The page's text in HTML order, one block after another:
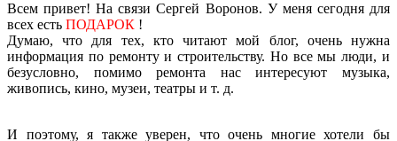
Всем привет! На связи Сергей Воронов. У меня сегодня для
всех есть ПОДАРОК !
Думаю, что для тех, кто читают мой блог, очень нужна
информация по ремонту и строительству. Но все мы люди, и
безусловно, помимо ремонта нас интересуют музыка,
живопись, кино, музеи, театры и т. д.
И поэтому, я также уверен, что очень многие хотели бы